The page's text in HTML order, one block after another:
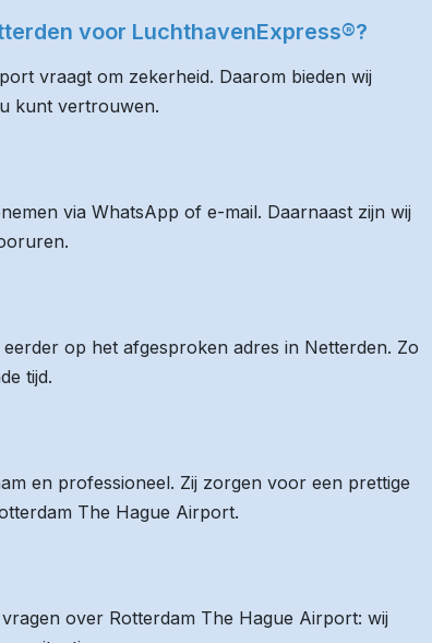
voor LuchthavenExpress®?
vraagt om zekerheid. Daarom bieden wij
kunt vertrouwen.
via WhatsApp of e-mail. Daarnaast zijn wij
op het afgesproken adres in Netterden. Zo
tijd.
en professioneel. Zij zorgen voor een prettige
The Hague Airport.
over Rotterdam The Hague Airport: wij